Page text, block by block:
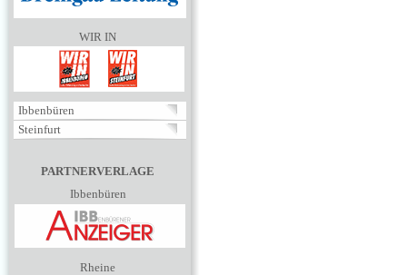
WIR IN
Ibbenbüren
Steinfurt
PARTNERVERLAGE
Ibbenbüren
Rheine